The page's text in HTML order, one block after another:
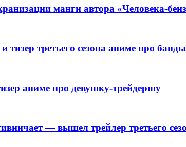
манги автора «Человека-
тизер третьего сезона аниме про
аниме про девушку-трейдершу
— вышел трейлер третьего